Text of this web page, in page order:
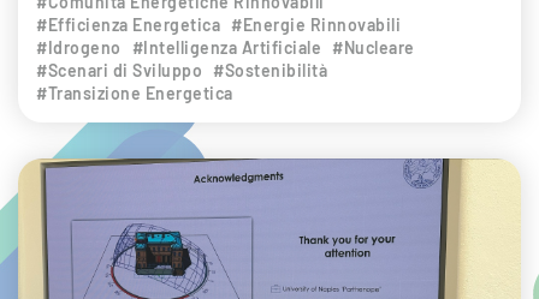
#Efficienza Energetica #Energie Rinnovabili
#Idrogeno
#Intelligenza Artificiale
#Nucleare
#Scenari di Sviluppo
#Sostenibilità
#Transizione Energetica